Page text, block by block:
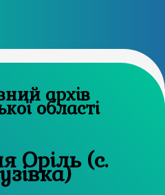
архів
області
Оріль (с.